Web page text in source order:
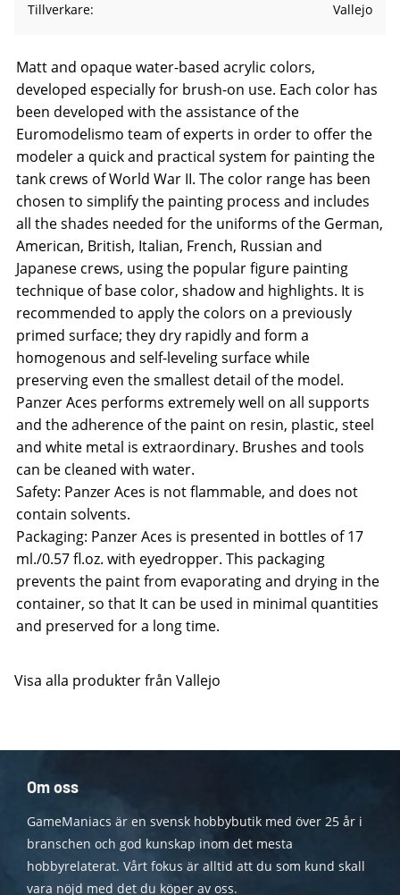
Tillverkare
Vallejo
Matt and opaque water-based acrylic colors,
developed especially for brush-on use. Each color has
been developed with the assistance of the
Euromodelismo team of experts in order to offer the
modeler a quick and practical system for painting the
tank crews of World War II. The color range has been
chosen to simplify the painting process and includes
all the shades needed for the uniforms of the German,
American, British, Italian, French, Russian and
Japanese crews, using the popular figure painting
technique of base color, shadow and highlights. It is
recommended to apply the colors on a previously
primed surface; they dry rapidly and form a
homogenous and self-leveling surface while
preserving even the smallest detail of the model.
Panzer Aces performs extremely well on all supports
and the adherence of the paint on resin, plastic, steel
and white metal is extraordinary. Brushes and tools
can be cleaned with water.
Safety: Panzer Aces is not flammable, and does not
contain solvents.
Packaging: Panzer Aces is presented in bottles of 17
ml./0.57 fl.oz. with eyedropper. This packaging
prevents the paint from evaporating and drying in the
container, so that It can be used in minimal quantities
and preserved for a long time.
Visa alla produkter från Vallejo
Om oss
GameManiacs är en svensk hobbybutik med över 25 år i
branschen och god kunskap inom det mesta
hobbyrelaterat. Vårt fokus är alltid att du som kund skall
vara nöjd med det du köper av oss.